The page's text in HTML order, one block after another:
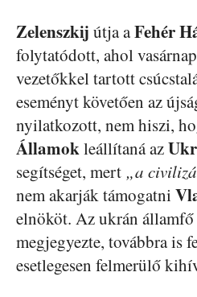
Zelenszkij útja aFehér
folytatódott, ahol
vezetőkkel tartott
eseményt követően az
nyilatkozott, nem hiszi,
Államokleállítaná az
segítséget, mert „a
nem akarják támogatni
elnököt. Az ukrán
megjegyezte, továbbra is
esetlegesen felmerülő